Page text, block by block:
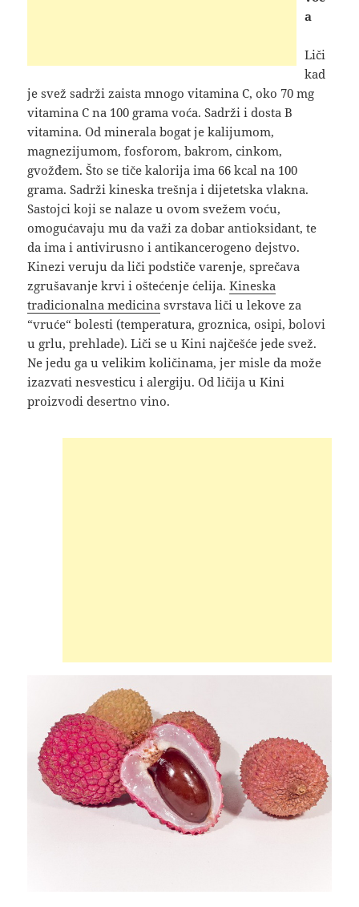
a
Liči
kad
je svež sadrži zaista mnogo vitamina C, oko 70 mg
vitamina C na 100 grama voća. Sadrži i dosta B
vitamina. Od minerala bogat je kalijumom,
magnezijumom, fosforom, bakrom, cinkom,
gvožđem. Što se tiče kalorija ima 66 kcal na 100
grama. Sadrži kineska trešnja i dijetetska vlakna.
Sastojci koji se nalaze u ovom svežem voću,
omogućavaju mu da važi za dobar antioksidant, te
da ima i antivirusno i antikancerogeno dejstvo.
Kinezi veruju da liči podstiče varenje, sprečava
zgrušavanje krvi i oštećenje ćelija.Kineska
tradicionalna medicina svrstava liči u lekove za
“vruće“ bolesti (temperatura, groznica, osipi, bolovi
u grlu, prehlade). Liči se u Kini najčešće jede svež.
Ne jedu ga u velikim količinama, jer misle da može
izazvati nesvesticu i alergiju. Od ličija u Kini
proizvodi desertno vino.